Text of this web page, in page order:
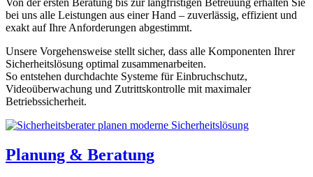
Von der ersten Beratung bis zur langfristigen Betreuung erhalten Sie
bei uns alle Leistungen aus einer Hand – zuverlässig, effizient und
exakt auf Ihre Anforderungen abgestimmt.
Unsere Vorgehensweise stellt sicher, dass alle Komponenten Ihrer
Sicherheitslösung optimal zusammenarbeiten.
So entstehen durchdachte Systeme für Einbruchschutz,
Videoüberwachung und Zutrittskontrolle mit maximaler
Betriebssicherheit.
Planung & Beratung